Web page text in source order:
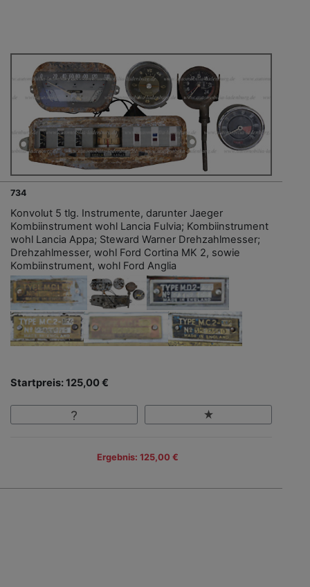
734
Konvolut 5 tlg. Instrumente, darunter Jaeger
Kombiinstrument wohl Lancia Fulvia; Kombiinstrument
wohl Lancia Appa; Steward Warner Drehzahlmesser;
Drehzahlmesser, wohl Ford Cortina MK 2, sowie
Kombiinstrument, wohl Ford Anglia
Startpreis: 125,00 €
Ergebnis: 125,00 €